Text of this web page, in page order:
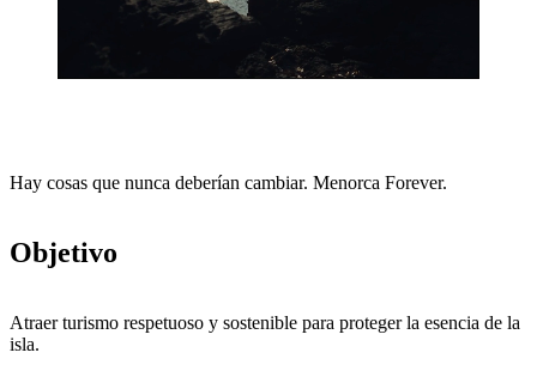
Hay cosas que nunca deberían cambiar. Menorca Forever.
Objetivo
Atraer turismo respetuoso y sostenible para proteger la esencia de la
isla.